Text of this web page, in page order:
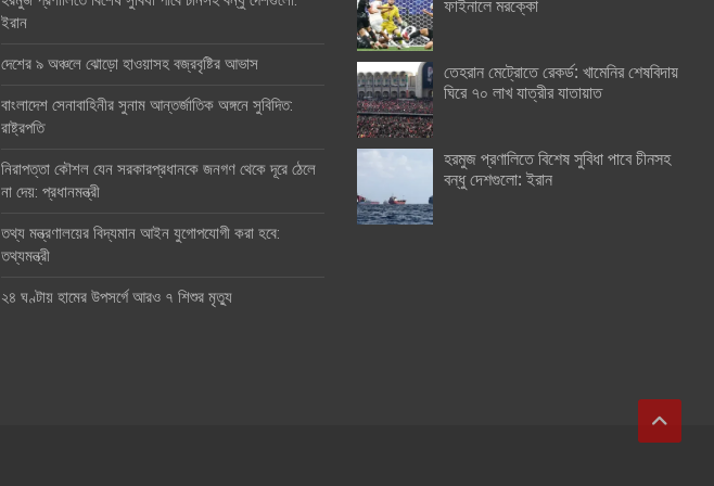
ইরান
দেশের ৯ অঞ্চলে ঝোড়ো হাওয়াসহ বজ্রবৃষ্টির আভাস
বাংলাদেশ সেনাবাহিনীর সুনাম আন্তর্জাতিক অঙ্গনে সুবিদিত:
রাষ্ট্রপতি
নিরাপত্তা কৌশল যেন সরকারপ্রধানকে জনগণ থেকে দূরে ঠেলে
না দেয়: প্রধানমন্ত্রী
তথ্য মন্ত্রণালয়ের বিদ্যমান আইন যুগোপযোগী করা হবে:
তথ্যমন্ত্রী
২৪ ঘণ্টায় হামের উপসর্গে আরও ৭ শিশুর মৃত্যু
ফাইনালে মরক্কো
তেহরান মেট্রোতে রেকর্ড: খামেনির শেষবিদায়
ঘিরে ৭০ লাখ যাত্রীর যাতায়াত
হরমুজ প্রণালিতে বিশেষ সুবিধা পাবে চীনসহ
বন্ধু দেশগুলো: ইরান